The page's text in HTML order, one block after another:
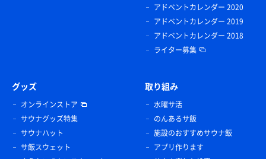
アドベントカレンダー 2020
アドベントカレンダー 2019
アドベントカレンダー 2018
ライター募集
グッズ
オンラインストア
サウナグッズ特集
サウナハット
サ飯スウェット
取り組み
水曜サ活
のんあるサ飯
施設のおすすめサウナ飯
アプリ作ります